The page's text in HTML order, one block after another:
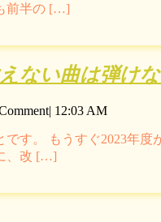
前半の […]
ない曲は弾け
| 12:03 AM
です。 もうすぐ2023年
、改 […]